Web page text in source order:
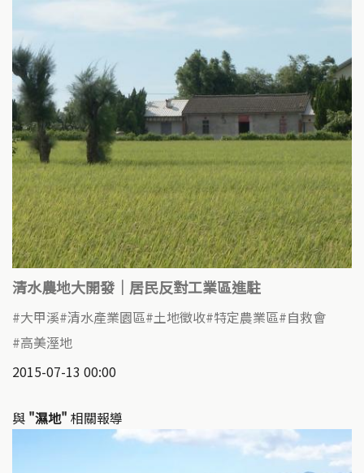
清水農地大開發｜居民反對工業區進駐
大甲溪 清水產業園區 土地徵收 特定農業區 自救會
高美溼地
2015-07-13 00:00
與 "濕地" 相關報導